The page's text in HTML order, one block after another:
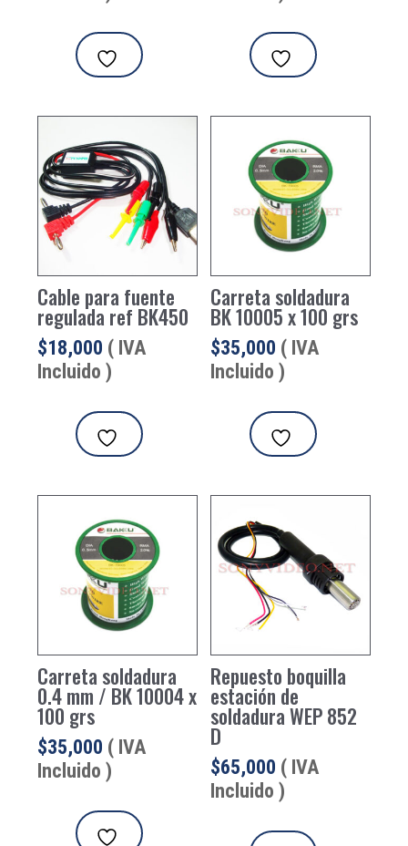
Cable para fuente
regulada ref BK450
$18,000 ( IVA
Incluido )
Carreta soldadura
BK 10005 x 100 grs
$35,000 ( IVA
Incluido )
Carreta soldadura
0.4 mm / BK 10004 x
100 grs
$35,000 ( IVA
Incluido )
Repuesto boquilla
estación de
soldadura WEP 852
D
$65,000 ( IVA
Incluido )